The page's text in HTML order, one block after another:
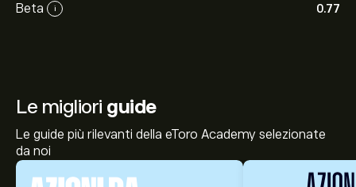
Beta i 0.77
Le migliori guide
Le guide più rilevanti della eToro Academy selezionate
da noi